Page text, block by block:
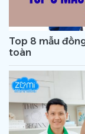
Top 8 mẫu
toàn